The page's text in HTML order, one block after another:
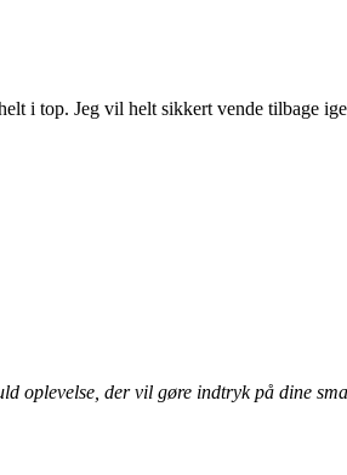
i top. Jeg vil helt sikkert vende tilbage
oplevelse, der vil gøre indtryk på dine